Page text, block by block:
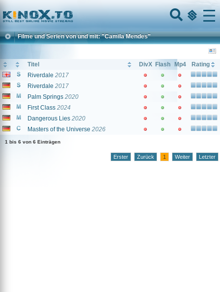
Home
Menu
Filme und Serien von und mit: "Camila Mendes"
Titel DivX Flash Mp4
Rating
Riverdale 2017
Riverdale 2017
Palm Springs 2020
First Class 2024
Dangerous Lies 2020
Masters of the Universe 2026
1 bis 6 von 6 Einträgen
Erster Zurück 1 Weiter Letzter